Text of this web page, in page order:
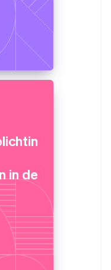
in de